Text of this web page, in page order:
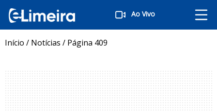
Ao Vivo
Início / Notícias / Página 409